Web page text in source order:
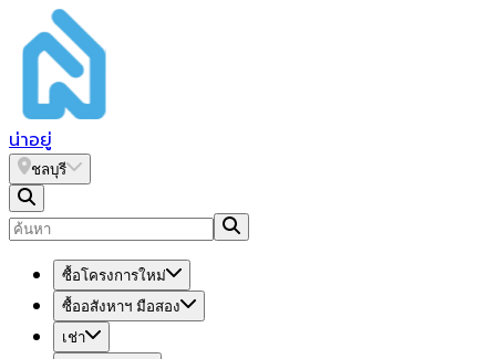
น่าอยู่
ชลบุรี
ซื้อโครงการใหม่
ซื้ออสังหาฯ มือสอง
เช่า